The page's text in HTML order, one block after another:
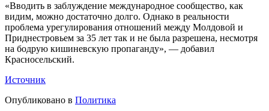
«Вводить в заблуждение международное сообщество, как
видим, можно достаточно долго. Однако в реальности
проблема урегулирования отношений между Молдовой и
Приднестровьем за 35 лет так и не была разрешена, несмотря
на бодрую кишиневскую пропаганду», — добавил
Красносельский.
Источник
Опубликовано в Политика